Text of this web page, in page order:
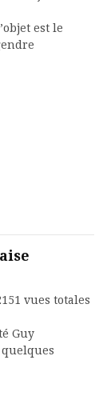
est le
vues totales
Guy